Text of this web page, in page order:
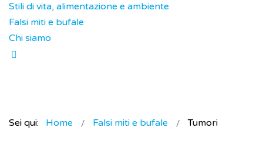
Stili di vita, alimentazione e ambiente
Falsi miti e bufale
Chi siamo
Sei qui: Home Falsi miti e bufale Tumori